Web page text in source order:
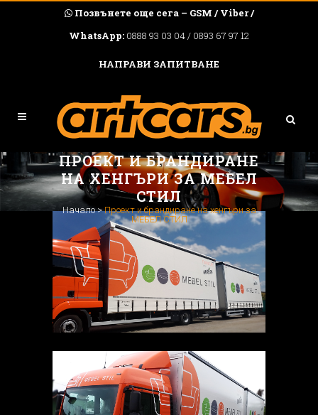
Позвънете още сега – GSM / Viber /
WhatsApp: 0888 93 03 04 / 0893 67 97 12
НАПРАВИ ЗАПИТВАНЕ
ПРОЕКТ И БРАНДИРАНЕ
НА ХЕНГЪРИ ЗА МЕБЕЛ
СТИЛ
Начало>Проект и брандиране на хенгъри за
МЕБЕЛ СТИЛ